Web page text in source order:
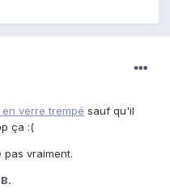
verre trempé sauf qu'il
ça :(
vraiment.